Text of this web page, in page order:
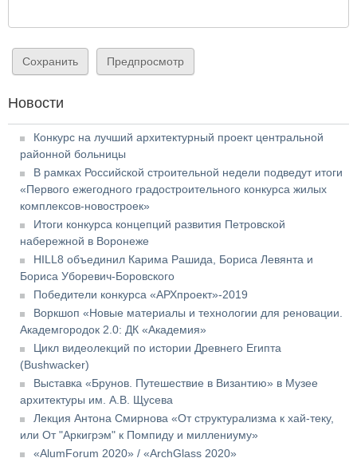
Новости
Конкурс на лучший архитектурный проект центральной
районной больницы
В рамках Российской строительной недели подведут итоги
«Первого ежегодного градостроительного конкурса жилых
комплексов-новостроек»
Итоги конкурса концепций развития Петровской
набережной в Воронеже
HILL8 объединил Карима Рашида, Бориса Левянта и
Бориса Уборевич-Боровского
Победители конкурса «АРХпроект»-2019
Воркшоп «Новые материалы и технологии для реновации.
Академгородок 2.0: ДК «Академия»
Цикл видеолекций по истории Древнего Египта
(Bushwacker)
Выставка «Брунов. Путешествие в Византию» в Музее
архитектуры им. А.В. Щусева
Лекция Антона Смирнова «От структурализма к хай-теку,
или От "Аркигрэм" к Помпиду и миллениуму»
«AlumForum 2020» / «ArchGlass 2020»